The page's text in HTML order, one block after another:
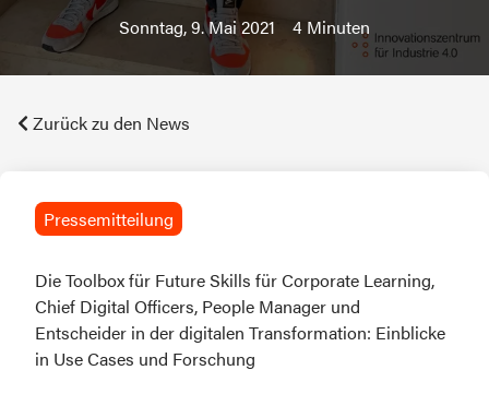
Sonntag, 9. Mai 2021 4 Minuten
Zurück zu den News
Pressemitteilung
Die Toolbox für Future Skills für Corporate Learning,
Chief Digital Officers, People Manager und
Entscheider in der digitalen Transformation: Einblicke
in Use Cases und Forschung